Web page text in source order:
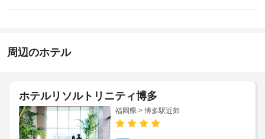
ん
周辺のホテル
ホテルリソルトリニティ博多
福岡県 > 博多駅近郊